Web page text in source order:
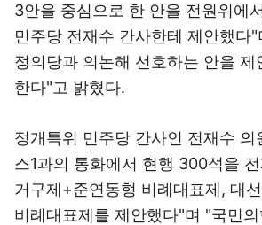
3안을 중심으로 한 안을 전원위에
민주당 전재수 간사한테 제안했다
정의당과 의논해 선호하는 안을 제
한다"고 밝혔다.
정개특위 민주당 간사인 전재수 의
스1과의 통화에서 현행 300석을
거구제+준연동형 비례대표제, 대
비례대표제를 제안했다"며 "국민